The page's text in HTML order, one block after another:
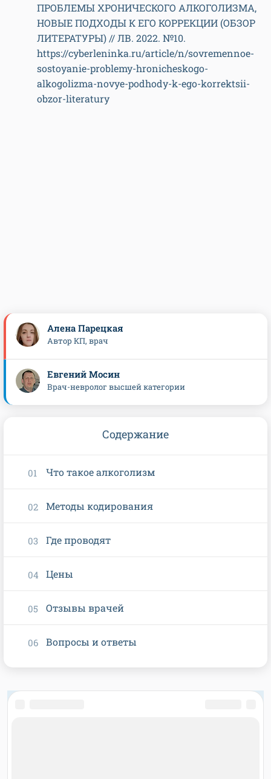
ПРОБЛЕМЫ ХРОНИЧЕСКОГО АЛКОГОЛИЗМА,
НОВЫЕ ПОДХОДЫ К ЕГО КОРРЕКЦИИ (ОБЗОР
ЛИТЕРАТУРЫ) // ЛВ. 2022. №10.
https://cyberleninka.ru/article/n/sovremennoe-
sostoyanie-problemy-hronicheskogo-
alkogolizma-novye-podhody-k-ego-korrektsii-
obzor-literatury
Алена Парецкая
Автор КП, врач
Евгений Мосин
Врач-невролог высшей категории
Содержание
Что такое алкоголизм
Методы кодирования
Где проводят
Цены
Отзывы врачей
Вопросы и ответы